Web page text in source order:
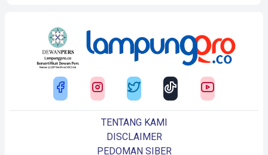
TENTANG KAMI
DISCLAIMER
PEDOMAN SIBER